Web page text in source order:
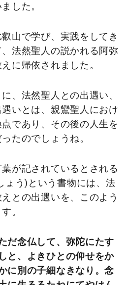
した。
山で学び、実践をしてき
法然聖人の説かれる阿弥
に帰依されました。
、法然聖人との出遇い、
いとは、親鸞聖人におけ
であり、その後の人生を
たのでしょうね。
が記されているとされる
ょう)という書物には、法
との出遇いを、このよう
。
だ念仏して、弥陀にたす
と、よきひとの仰せをか
に別の子細なきなり。念